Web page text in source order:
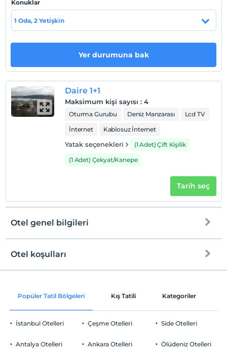
Evcil hayvan barınabilir
Sigara
Odalarda sigara içilmez
Giriş saatleri
Çocuklar
2 yaşına kadar olan bebekler ücretsizdir.
Her bir oda için 5 yaşına kadar 2 çocuk ücretsizdir
Konuklar
1 Oda, 2 Yetişkin
Yer durumuna bak
Daire 1+1
Maksimum kişi sayısı : 4
Oturma Gurubu Deniz Manzarası
Lcd TV
İnternet
Kablosuz İnternet
Yatak seçenekleri
(1 Adet) Çift Kişilik
(1 Adet) Çekyat/Kanepe
Tarih seç
Otel genel bilgileri
Ortak alanlar ve tüm odalar
Otel koşulları
Check/in
Check/out
En geç saat 11:00 ve öncesi
Evcil Hayvan
Popüler Tatil Bölgeleri Kış Tatili Kategoriler
İstanbul Otelleri
Antalya Otelleri
Çeşme Otelleri
Ankara Otelleri
Side Otelleri
Ölüdeniz Otelleri